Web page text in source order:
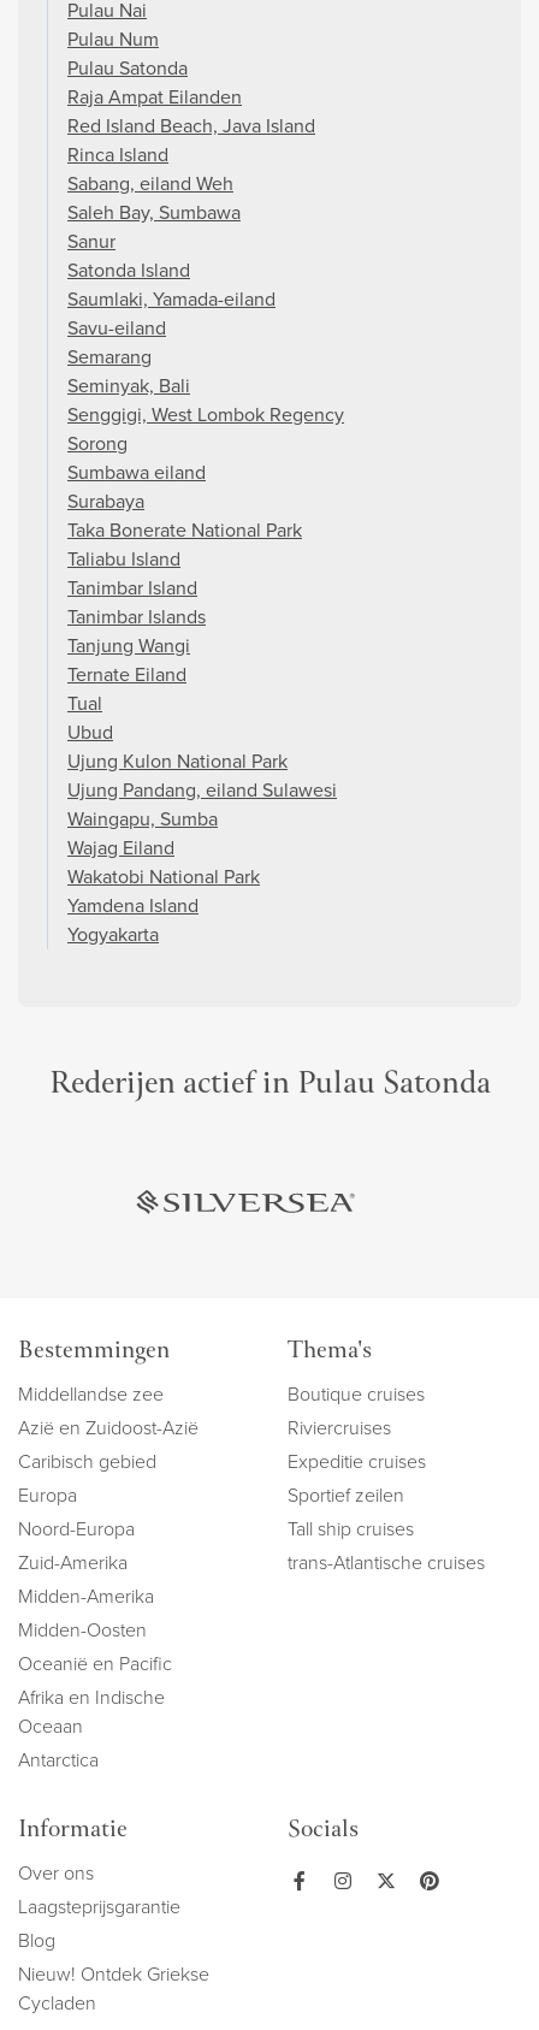
Pulau Nai
Pulau Num
Pulau Satonda
Raja Ampat Eilanden
Red Island Beach, Java Island
Rinca Island
Sabang, eiland Weh
Saleh Bay, Sumbawa
Sanur
Satonda Island
Saumlaki, Yamada-eiland
Savu-eiland
Semarang
Seminyak, Bali
Senggigi, West Lombok Regency
Sorong
Sumbawa eiland
Surabaya
Taka Bonerate National Park
Taliabu Island
Tanimbar Island
Tanimbar Islands
Tanjung Wangi
Ternate Eiland
Tual
Ubud
Ujung Kulon National Park
Ujung Pandang, eiland Sulawesi
Waingapu, Sumba
Wajag Eiland
Wakatobi National Park
Yamdena Island
Yogyakarta
Rederijen actief in Pulau Satonda
Bestemmingen
Middellandse zee
Azië en Zuidoost-Azië
Caribisch gebied
Europa
Noord-Europa
Zuid-Amerika
Midden-Amerika
Midden-Oosten
Oceanië en Pacific
Afrika en Indische
Oceaan
Antarctica
Thema's
Boutique cruises
Riviercruises
Expeditie cruises
Sportief zeilen
Tall ship cruises
trans-Atlantische cruises
Informatie
Over ons
Laagsteprijsgarantie
Blog
Nieuw! Ontdek Griekse
Cycladen
Socials